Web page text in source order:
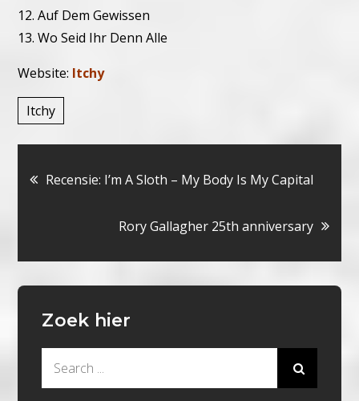
12. Auf Dem Gewissen
13. Wo Seid Ihr Denn Alle
Website: Itchy
Itchy
Bericht
navigatie
Recensie: I’m A Sloth – My Body Is My Capital
Rory Gallagher 25th anniversary
Zoek hier